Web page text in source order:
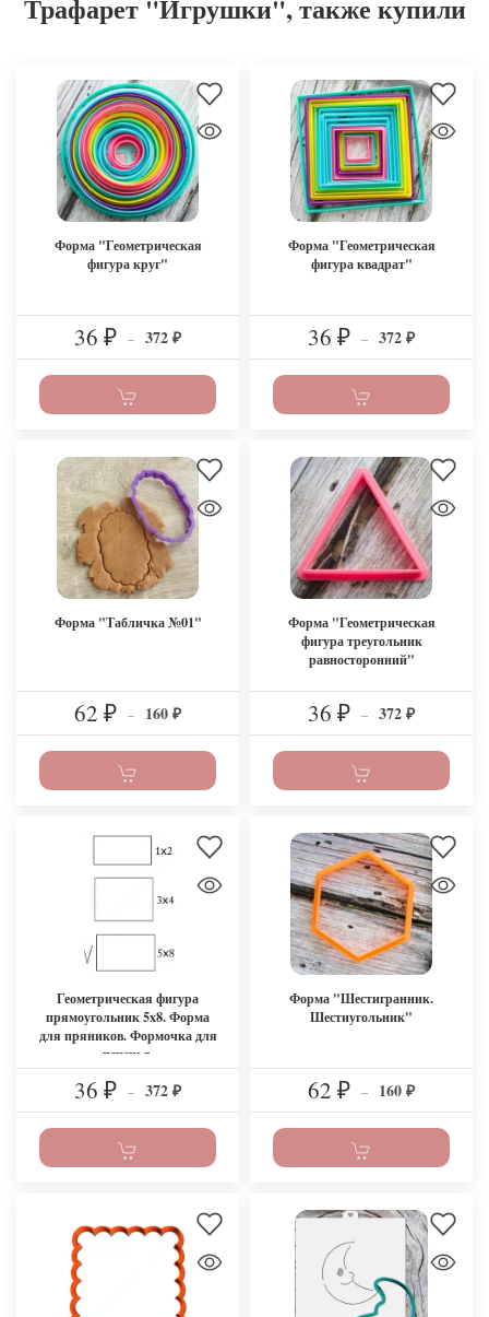
Трафарет "Игрушки", также купили
Форма "Геометрическая
фигура круг"
36 ₽ – 372 ₽
Форма "Геометрическая
фигура квадрат"
36 ₽ – 372 ₽
Форма "Табличка №01"
62 ₽ – 160 ₽
Форма "Геометрическая
фигура треугольник
равносторонний"
36 ₽ – 372 ₽
Геометрическая фигура
прямоугольник 5x8. Форма
для пряников. Формочка для
печенья.
36 ₽ – 372 ₽
Форма "Шестигранник.
Шестиугольник"
62 ₽ – 160 ₽